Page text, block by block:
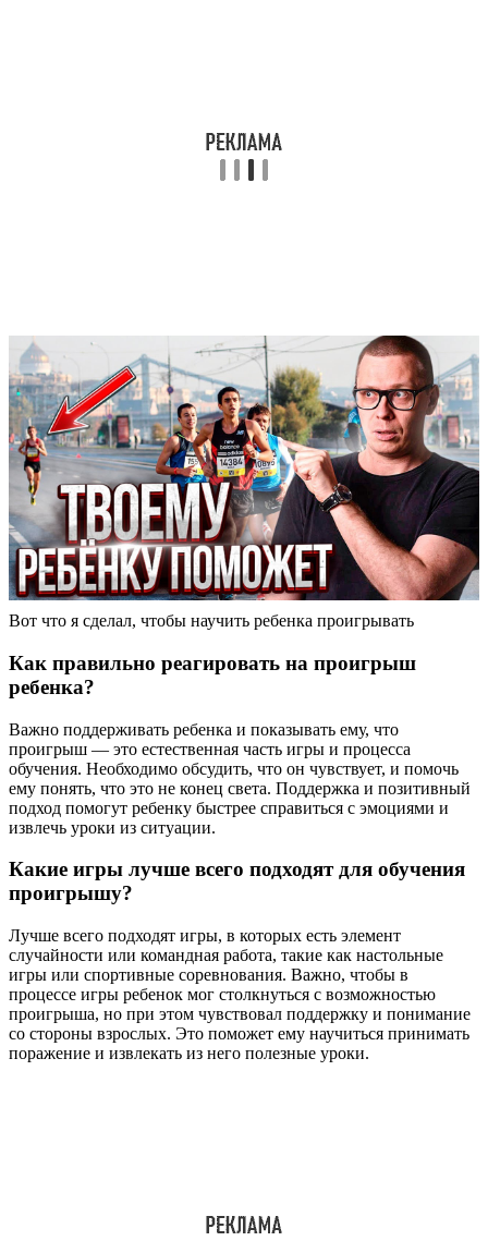
Вот что я сделал, чтобы научить ребенка проигрывать
Как правильно реагировать на проигрыш
ребенка?
Важно поддерживать ребенка и показывать ему, что
проигрыш — это естественная часть игры и процесса
обучения. Необходимо обсудить, что он чувствует, и помочь
ему понять, что это не конец света. Поддержка и позитивный
подход помогут ребенку быстрее справиться с эмоциями и
извлечь уроки из ситуации.
Какие игры лучше всего подходят для обучения
проигрышу?
Лучше всего подходят игры, в которых есть элемент
случайности или командная работа, такие как настольные
игры или спортивные соревнования. Важно, чтобы в
процессе игры ребенок мог столкнуться с возможностью
проигрыша, но при этом чувствовал поддержку и понимание
со стороны взрослых. Это поможет ему научиться принимать
поражение и извлекать из него полезные уроки.